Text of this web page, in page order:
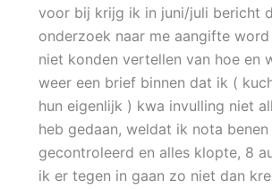
voor bij krijg ik in juni/juli bericht
onderzoek naar me aangifte
niet konden vertellen van hoe en
weer een brief binnen dat ik (
hun eigenlijk ) kwa invulling niet
heb gedaan, weldat ik nota benen
gecontroleerd en alles klopte, 8
ik er tegen in gaan zo niet dan